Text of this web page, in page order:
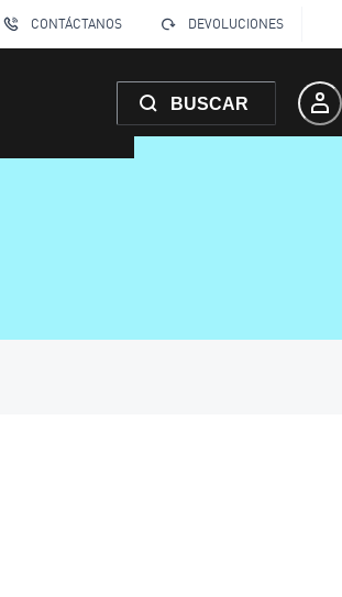
CONTÁCTANOS DEVOLUCIONES
BUSCAR